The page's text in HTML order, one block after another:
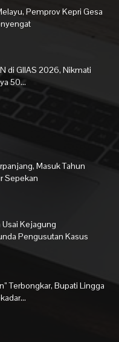
Pemprov Kepri Gesa
di GIIAS 2026, Nikmati
50...
Masuk Tahun
Sepekan
Usai Kejagung
Pengusutan Kasus
Terbongkar, Bupati Lingga